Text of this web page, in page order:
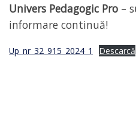
Univers Pedagogic Pro –
informare continuă!
Up_nr_32_915_2024_1 Descarcă